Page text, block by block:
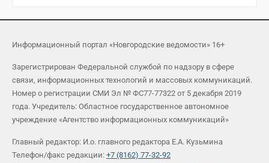
Информационный портал «Новгородские ведомости» 16+
Зарегистрирован Федеральной службой по надзору в сфере
связи, информационных технологий и массовых коммуникаций.
Номер о регистрации СМИ Эл № ФС77-77322 от 5 декабря 2019
года. Учредитель: Областное государственное автономное
учреждение «Агентство информационных коммуникаций»
Главный редактор: И.о. главного редактора Е.А. Кузьмина
Телефон/факс редакции: +7 (8162) 77-32-92